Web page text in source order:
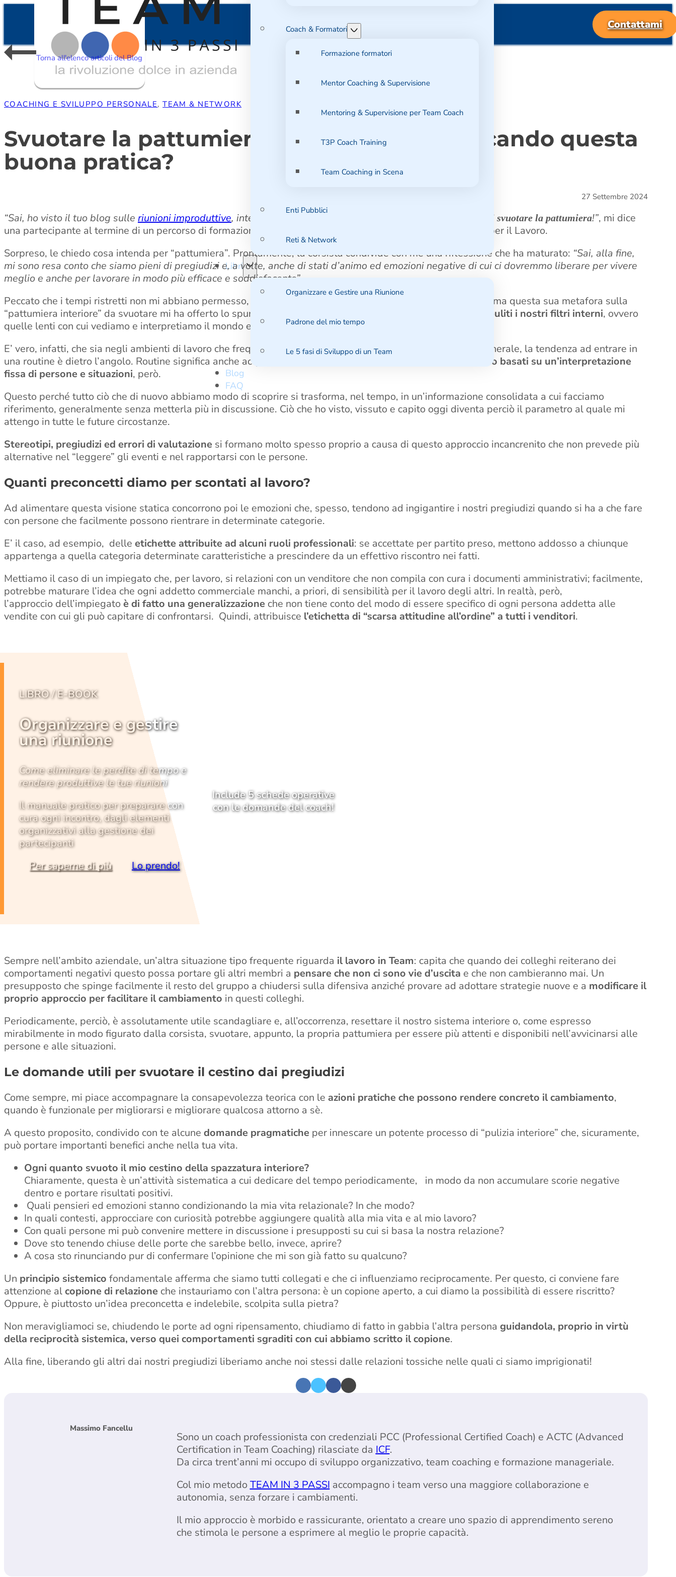
Coach & Formatori
Formazione formatori
Mentor Coaching & Supervisione
Mentoring & Supervisione per Team Coach
T3P Coach Training
Team Coaching in Scena
Enti Pubblici
Reti & Network
Libri
Organizzare e Gestire una Riunione
Padrone del mio tempo
Le 5 fasi di Sviluppo di un Team
Blog
FAQ
Contattami
Torna all'elenco articoli del Blog
COACHING E SVILUPPO PERSONALE,TEAM & NETWORK
Svuotare la pattumiera interiore: stai applicando questa
buona pratica?
27 Settembre 2024
“Sai, ho visto il tuo blog sulle riunioni improduttive, interessante…ma dovresti parlare anche della necessità di svuotare la pattumiera!”, mi dice
una partecipante al termine di un percorso di formazione sul Coaching svolto con degli operatori dei Servizi per il Lavoro.
Sorpreso, le chiedo cosa intenda per “pattumiera”. Prontamente, la corsista condivide con me una riflessione che ha maturato: “Sai, alla fine,
mi sono resa conto che siamo pieni di pregiudizi e, a volte, anche di stati d’animo ed emozioni negative di cui ci dovremmo liberare per vivere
meglio e anche per lavorare in modo più efficace e soddisfacente”.
Peccato che i tempi ristretti non mi abbiano permesso, poi, di approfondire direttamente con lei l’argomento ma questa sua metafora sulla
“pattumiera interiore” da svuotare mi ha offerto lo spunto per ragionare su
come possiamo mantenere più puliti i nostri filtri interni, ovvero
quelle lenti con cui vediamo e interpretiamo il mondo e noi stessi.
E’ vero, infatti, che sia negli ambienti di lavoro che frequentiamo che anche al di fuori, nella nostra vita, in generale, la tendenza ad entrare in
una routine è dietro l’angolo. Routine significa anche acquisizione e reiterazione di
schemi di comportamento basati su un’interpretazione
fissa di persone e situazioni, però.
Questo perché tutto ciò che di nuovo abbiamo modo di scoprire si trasforma, nel tempo, in un’informazione consolidata a cui facciamo
riferimento, generalmente senza metterla più in discussione. Ciò che ho visto, vissuto e capito oggi diventa perciò il parametro al quale mi
attengo in tutte le future circostanze.
Stereotipi, pregiudizi ed errori di valutazione si formano molto spesso proprio a causa di questo approccio incancrenito che non prevede più
alternative nel “leggere” gli eventi e nel rapportarsi con le persone.
Quanti preconcetti diamo per scontati al lavoro?
Ad alimentare questa visione statica concorrono poi le emozioni che, spesso, tendono ad ingigantire i nostri pregiudizi quando si ha a che fare
con persone che facilmente possono rientrare in determinate categorie.
E’ il caso, ad esempio, delle etichette attribuite ad alcuni ruoli professionali: se accettate per partito preso, mettono addosso a chiunque
appartenga a quella categoria determinate caratteristiche a prescindere da un effettivo riscontro nei fatti.
Mettiamo il caso di un impiegato che, per lavoro, si relazioni con un venditore che non compila con cura i documenti amministrativi; facilmente,
potrebbe maturare l’idea che ogni addetto commerciale manchi, a priori, di sensibilità per il lavoro degli altri. In realtà, però,
l’approccio dell’impiegatoè di fatto una generalizzazione che non tiene conto del modo di essere specifico di ogni persona addetta alle
vendite con cui gli può capitare di confrontarsi. Quindi, attribuisce l’etichetta di “scarsa attitudine all’ordine” a tutti i venditori.
LIBRO / E-BOOK
Organizzare e gestire
una riunione
Come eliminare le perdite di tempo e
rendere produttive le tue riunioni
Il manuale pratico per preparare con
cura ogni incontro, dagli elementi
organizzativi alla gestione dei
partecipanti
Per saperne di più
Lo prendo!
Include 5 schede operative
con le domande del coach!
Sempre nell’ambito aziendale, un’altra situazione tipo frequente riguarda il lavoro in Team: capita che quando dei colleghi reiterano dei
comportamenti negativi questo possa portare gli altri membri a pensare che non ci sono vie d’uscita e che non cambieranno mai. Un
presupposto che spinge facilmente il resto del gruppo a chiudersi sulla difensiva anziché provare ad adottare strategie nuove e a modificare il
proprio approccio per facilitare il cambiamento in questi colleghi.
Periodicamente, perciò, è assolutamente utile scandagliare e, all’occorrenza, resettare il nostro sistema interiore o, come espresso
mirabilmente in modo figurato dalla corsista, svuotare, appunto, la propria pattumiera per essere più attenti e disponibili nell’avvicinarsi alle
persone e alle situazioni.
Le domande utili per svuotare il cestino dai pregiudizi
Come sempre, mi piace accompagnare la consapevolezza teorica con le azioni pratiche che possono rendere concreto il cambiamento,
quando è funzionale per migliorarsi e migliorare qualcosa attorno a sè.
A questo proposito, condivido con te alcune domande pragmatiche per innescare un potente processo di “pulizia interiore” che, sicuramente,
può portare importanti benefici anche nella tua vita.
Ogni quanto svuoto il mio cestino della spazzatura interiore?
Chiaramente, questa è un’attività sistematica a cui dedicare del tempo periodicamente, in modo da non accumulare scorie negative
dentro e portare risultati positivi.
Quali pensieri ed emozioni stanno condizionando la mia vita relazionale? In che modo?
In quali contesti, approcciare con curiosità potrebbe aggiungere qualità alla mia vita e al mio lavoro?
Con quali persone mi può convenire mettere in discussione i presupposti su cui si basa la nostra relazione?
Dove sto tenendo chiuse delle porte che sarebbe bello, invece, aprire?
A cosa sto rinunciando pur di confermare l’opinione che mi son già fatto su qualcuno?
Un principio sistemico fondamentale afferma che siamo tutti collegati e che ci influenziamo reciprocamente. Per questo, ci conviene fare
attenzione alcopione di relazione che instauriamo con l’altra persona: è un copione aperto, a cui diamo la possibilità di essere riscritto?
Oppure, è piuttosto un’idea preconcetta e indelebile, scolpita sulla pietra?
Non meravigliamoci se, chiudendo le porte ad ogni ripensamento, chiudiamo di fatto in gabbia l’altra persona guidandola, proprio in virtù
della reciprocità sistemica, verso quei comportamenti sgraditi con cui abbiamo scritto il copione.
Alla fine, liberando gli altri dai nostri pregiudizi liberiamo anche noi stessi dalle relazioni tossiche nelle quali ci siamo imprigionati!
Massimo Fancellu
Sono un coach professionista con credenziali PCC (Professional Certified Coach) e ACTC (Advanced
Certification in Team Coaching) rilasciate da ICF.
Da circa trent’anni mi occupo di sviluppo organizzativo, team coaching e formazione manageriale.
Col mio metodoTEAM IN 3 PASSI accompagno i team verso una maggiore collaborazione e
autonomia, senza forzare i cambiamenti.
Il mio approccio è morbido e rassicurante, orientato a creare uno spazio di apprendimento sereno
che stimola le persone a esprimere al meglio le proprie capacità.